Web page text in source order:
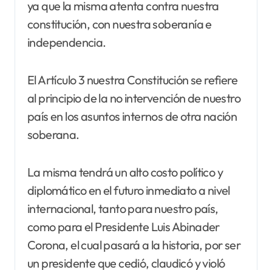
ya que la misma atenta contra nuestra
constitución, con nuestra soberanía e
independencia.
El Artículo 3 nuestra Constitución se refiere
al principio de la no intervención de nuestro
país en los asuntos internos de otra nación
soberana.
La misma tendrá un alto costo político y
diplomático en el futuro inmediato a nivel
internacional, tanto para nuestro país,
como para el Presidente Luis Abinader
Corona, el cual pasará a la historia, por ser
un presidente que cedió, claudicó y violó